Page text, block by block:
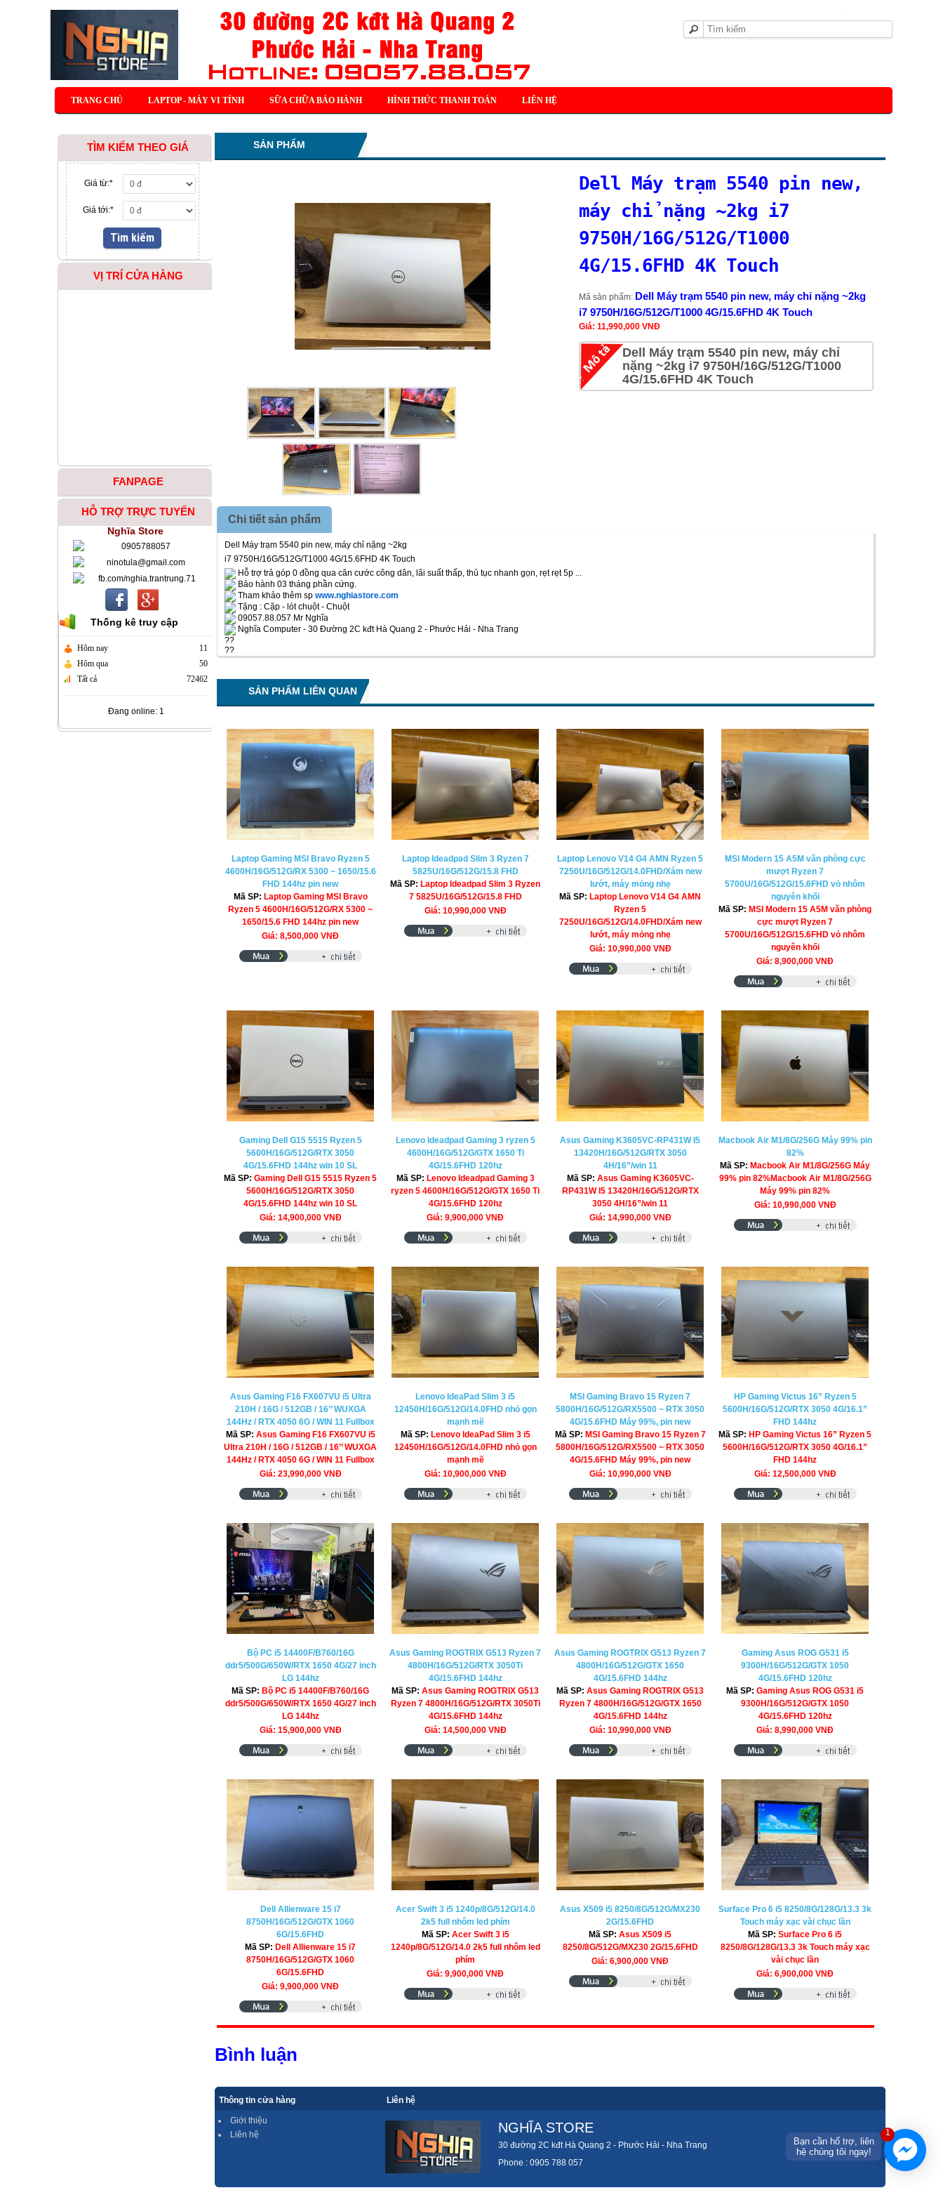
TRANG CHỦ LAPTOP - MÁY VI TÍNH SỮA CHỮA BẢO HÀNH HÌNH THỨC THANH TOÁN LIÊN HỆ
TÌM KIẾM THEO GIÁ
Giá từ:*
Giá tới:*
VỊ TRÍ CỬA HÀNG
FANPAGE
HỖ TRỢ TRỰC TUYẾN
Nghĩa Store
0905788057
ninotula@gmail.com
fb.com/nghia.trantrung.71
Thống kê truy cập
Hôm nay
11
Hôm qua
50
Tất cả
72462
Đang online: 1
SẢN PHẨM
Dell Máy trạm 5540 pin new,
máy chỉ nặng ~2kg i7
9750H/16G/512G/T1000
4G/15.6FHD 4K Touch
Mã sản phẩm: Dell Máy trạm 5540 pin new, máy chỉ nặng ~2kg
i7 9750H/16G/512G/T1000 4G/15.6FHD 4K Touch
Giá: 11,990,000 VNĐ
Dell Máy trạm 5540 pin new, máy chỉ
nặng ~2kg i7 9750H/16G/512G/T1000
4G/15.6FHD 4K Touch
Chi tiết sản phẩm
Dell Máy trạm 5540 pin new, máy chỉ nặng ~2kg
i7 9750H/16G/512G/T1000 4G/15.6FHD 4K Touch
Hỗ trợ trả góp 0 đồng qua căn cước công dân, lãi suất thấp, thủ tục nhanh gọn, rẹt rẹt 5p ...
Bảo hành 03 tháng phần cứng.
Tham khảo thêm spwww.nghiastore.com
Tặng : Cặp - lót chuột - Chuột
09057.88.057 Mr Nghĩa
Nghĩa Computer - 30 Đường 2C kđt Hà Quang 2 - Phước Hải - Nha Trang
SẢN PHẨM LIÊN QUAN
Laptop Gaming MSI Bravo Ryzen 5
4600H/16G/512G/RX 5300 ~ 1650/15.6
FHD 144hz pin new
Mã SP: Laptop Gaming MSI Bravo
Ryzen 5 4600H/16G/512G/RX 5300 ~
1650/15.6 FHD 144hz pin new
Giá: 8,500,000 VNĐ
Laptop Ideadpad Slim 3 Ryzen 7
5825U/16G/512G/15.8 FHD
Mã SP: Laptop Ideadpad Slim 3 Ryzen
7 5825U/16G/512G/15.8 FHD
Giá: 10,990,000 VNĐ
Laptop Lenovo V14 G4 AMN Ryzen 5
7250U/16G/512G/14.0FHD/Xám new
lướt, máy mỏng nhẹ
Mã SP: Laptop Lenovo V14 G4 AMN
Ryzen 5
7250U/16G/512G/14.0FHD/Xám new
lướt, máy mỏng nhẹ
Giá: 10,990,000 VNĐ
MSI Modern 15 A5M văn phòng cực
mượt Ryzen 7
5700U/16G/512G/15.6FHD vỏ nhôm
nguyên khối
Mã SP: MSI Modern 15 A5M văn phòng
cực mượt Ryzen 7
5700U/16G/512G/15.6FHD vỏ nhôm
nguyên khối
Giá: 8,900,000 VNĐ
Gaming Dell G15 5515 Ryzen 5
5600H/16G/512G/RTX 3050
4G/15.6FHD 144hz win 10 SL
Mã SP:Gaming Dell G15 5515 Ryzen 5
5600H/16G/512G/RTX 3050
4G/15.6FHD 144hz win 10 SL
Giá: 14,900,000 VNĐ
Lenovo Ideadpad Gaming 3 ryzen 5
4600H/16G/512G/GTX 1650 Ti
4G/15.6FHD 120hz
Mã SP: Lenovo Ideadpad Gaming 3
ryzen 5 4600H/16G/512G/GTX 1650 Ti
4G/15.6FHD 120hz
Giá: 9,900,000 VNĐ
Asus Gaming K3605VC-RP431W I5
13420H/16G/512G/RTX 3050
4H/16”/win 11
Mã SP: Asus Gaming K3605VC-
RP431W I5 13420H/16G/512G/RTX
3050 4H/16”/win 11
Giá: 14,990,000 VNĐ
Macbook Air M1/8G/256G Máy 99% pin
82%
Mã SP: Macbook Air M1/8G/256G Máy
99% pin 82%Macbook Air M1/8G/256G
Máy 99% pin 82%
Giá: 10,990,000 VNĐ
Asus Gaming F16 FX607VU i5 Ultra
210H / 16G / 512GB / 16’’ WUXGA
144Hz / RTX 4050 6G / WIN 11 Fullbox
Mã SP: Asus Gaming F16 FX607VU i5
Ultra 210H / 16G / 512GB / 16’’ WUXGA
144Hz / RTX 4050 6G / WIN 11 Fullbox
Giá: 23,990,000 VNĐ
Lenovo IdeaPad Slim 3 i5
12450H/16G/512G/14.0FHD nhỏ gọn
mạnh mẽ
Mã SP: Lenovo IdeaPad Slim 3 i5
12450H/16G/512G/14.0FHD nhỏ gọn
mạnh mẽ
Giá: 10,900,000 VNĐ
MSI Gaming Bravo 15 Ryzen 7
5800H/16G/512G/RX5500 ~ RTX 3050
4G/15.6FHD Máy 99%, pin new
Mã SP: MSI Gaming Bravo 15 Ryzen 7
5800H/16G/512G/RX5500 ~ RTX 3050
4G/15.6FHD Máy 99%, pin new
Giá: 10,990,000 VNĐ
HP Gaming Victus 16” Ryzen 5
5600H/16G/512G/RTX 3050 4G/16.1”
FHD 144hz
Mã SP: HP Gaming Victus 16” Ryzen 5
5600H/16G/512G/RTX 3050 4G/16.1”
FHD 144hz
Giá: 12,500,000 VNĐ
Bộ PC i5 14400F/B760/16G
ddr5/500G/650W/RTX 1650 4G/27 inch
LG 144hz
Mã SP: Bộ PC i5 14400F/B760/16G
ddr5/500G/650W/RTX 1650 4G/27 inch
LG 144hz
Giá: 15,900,000 VNĐ
Asus Gaming ROGTRIX G513 Ryzen 7
4800H/16G/512G/RTX 3050Ti
4G/15.6FHD 144hz
Mã SP:Asus Gaming ROGTRIX G513
Ryzen 7 4800H/16G/512G/RTX 3050Ti
4G/15.6FHD 144hz
Giá: 14,500,000 VNĐ
Asus Gaming ROGTRIX G513 Ryzen 7
4800H/16G/512G/GTX 1650
4G/15.6FHD 144hz
Mã SP:Asus Gaming ROGTRIX G513
Ryzen 7 4800H/16G/512G/GTX 1650
4G/15.6FHD 144hz
Giá: 10,990,000 VNĐ
Gaming Asus ROG G531 i5
9300H/16G/512G/GTX 1050
4G/15.6FHD 120hz
Mã SP:Gaming Asus ROG G531 i5
9300H/16G/512G/GTX 1050
4G/15.6FHD 120hz
Giá: 8,990,000 VNĐ
Dell Allienware 15 i7
8750H/16G/512G/GTX 1060
6G/15.6FHD
Mã SP: Dell Allienware 15 i7
8750H/16G/512G/GTX 1060
6G/15.6FHD
Giá: 9,900,000 VNĐ
Acer Swift 3 i5 1240p/8G/512G/14.0
2k5 full nhôm led phím
Mã SP: Acer Swift 3 i5
1240p/8G/512G/14.0 2k5 full nhôm led
phím
Giá: 9,900,000 VNĐ
Asus X509 i5 8250/8G/512G/MX230
2G/15.6FHD
Mã SP:Asus X509 i5
8250/8G/512G/MX230 2G/15.6FHD
Giá: 6,900,000 VNĐ
Surface Pro 6 i5 8250/8G/128G/13.3 3k
Touch máy xạc vài chục lần
Mã SP:Surface Pro 6 i5
8250/8G/128G/13.3 3k Touch máy xạc
vài chục lần
Giá: 6,900,000 VNĐ
Bình luận
Thông tin cửa hàng Liên hệ
Giới thiệu
Liên hệ
NGHĨA STORE
30 đường 2C kđt Hà Quang 2 - Phước Hải - Nha Trang
Phone : 0905 788 057
1
Bạn cần hổ trợ, liên
hệ chúng tôi ngay!